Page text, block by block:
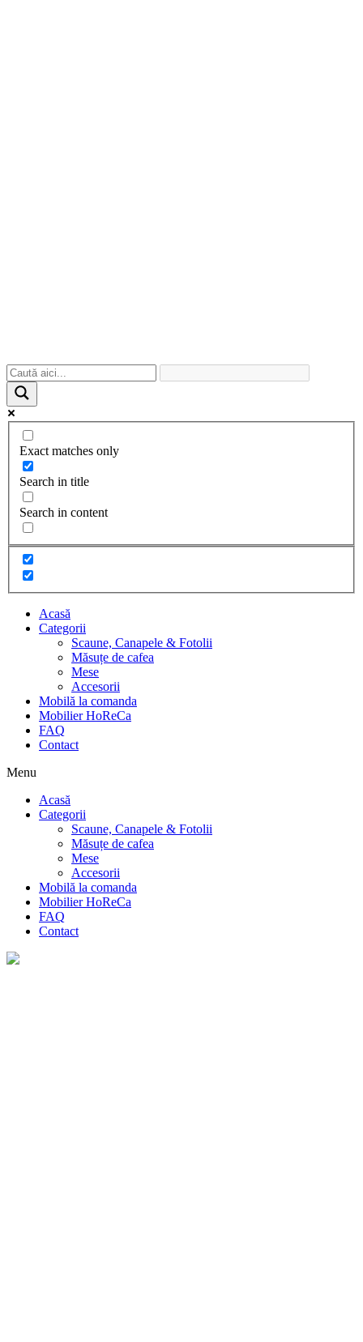
Exact matches only
Search in title
Search in content
Acasă
Categorii
Scaune, Canapele & Fotolii
Măsuțe de cafea
Mese
Accesorii
Mobilă la comanda
Mobilier HoReCa
FAQ
Contact
Menu
Acasă
Categorii
Scaune, Canapele & Fotolii
Măsuțe de cafea
Mese
Accesorii
Mobilă la comanda
Mobilier HoReCa
FAQ
Contact